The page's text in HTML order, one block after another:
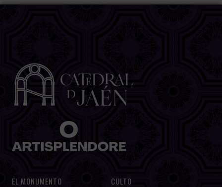
EL MONUMENTO CULTO